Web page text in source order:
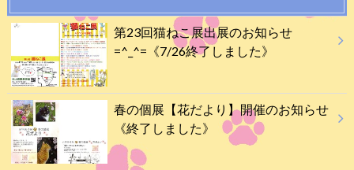
第23回猫ねこ展出展のお知らせ
=^_^=《7/26終了しました》
春の個展【花だより】開催のお知らせ
《終了しました》